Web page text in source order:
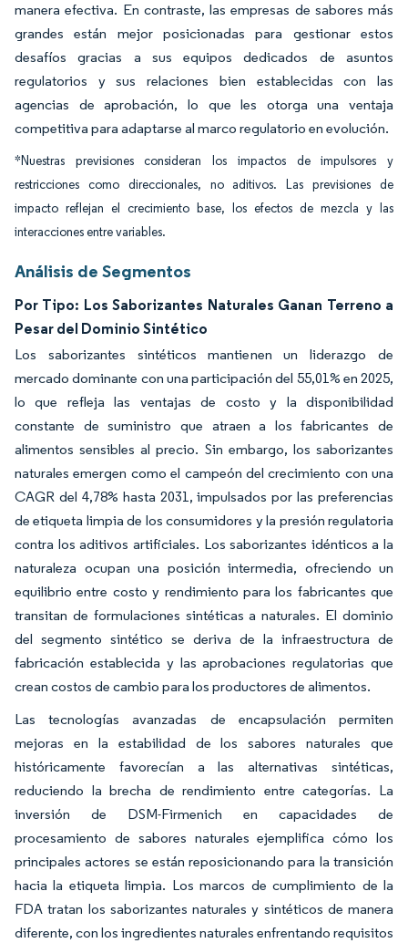
manera efectiva. En contraste, las empresas de sabores más
grandes están mejor posicionadas para gestionar estos
desafíos gracias a sus equipos dedicados de asuntos
regulatorios y sus relaciones bien establecidas con las
agencias de aprobación, lo que les otorga una ventaja
competitiva para adaptarse al marco regulatorio en evolución.
*Nuestras previsiones consideran los impactos de impulsores y
restricciones como direccionales, no aditivos. Las previsiones de
impacto reflejan el crecimiento base, los efectos de mezcla y las
interacciones entre variables.
Análisis de Segmentos
Por Tipo: Los Saborizantes Naturales Ganan Terreno a
Pesar del Dominio Sintético
Los saborizantes sintéticos mantienen un liderazgo de
mercado dominante con una participación del 55,01% en 2025,
lo que refleja las ventajas de costo y la disponibilidad
constante de suministro que atraen a los fabricantes de
alimentos sensibles al precio. Sin embargo, los saborizantes
naturales emergen como el campeón del crecimiento con una
CAGR del 4,78% hasta 2031, impulsados por las preferencias
de etiqueta limpia de los consumidores y la presión regulatoria
contra los aditivos artificiales. Los saborizantes idénticos a la
naturaleza ocupan una posición intermedia, ofreciendo un
equilibrio entre costo y rendimiento para los fabricantes que
transitan de formulaciones sintéticas a naturales. El dominio
del segmento sintético se deriva de la infraestructura de
fabricación establecida y las aprobaciones regulatorias que
crean costos de cambio para los productores de alimentos.
Las tecnologías avanzadas de encapsulación permiten
mejoras en la estabilidad de los sabores naturales que
históricamente favorecían a las alternativas sintéticas,
reduciendo la brecha de rendimiento entre categorías. La
inversión de DSM-Firmenich en capacidades de
procesamiento de sabores naturales ejemplifica cómo los
principales actores se están reposicionando para la transición
hacia la etiqueta limpia. Los marcos de cumplimiento de la
FDA tratan los saborizantes naturales y sintéticos de manera
diferente, con los ingredientes naturales enfrentando requisitos